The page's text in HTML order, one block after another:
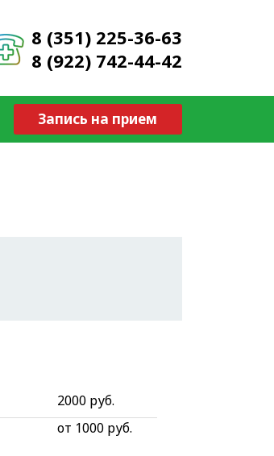
8 (351) 225-36-63
8 (922) 742-44-42
Запись на прием
2000 руб.
от 1000 руб.